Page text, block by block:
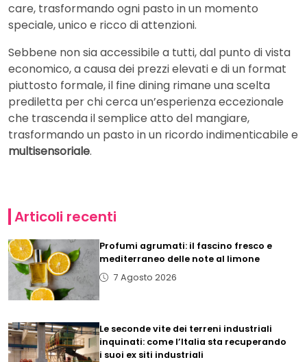
care, trasformando ogni pasto in un momento
speciale, unico e ricco di attenzioni.
Sebbene non sia accessibile a tutti, dal punto di vista
economico, a causa dei prezzi elevati e di un format
piuttosto formale, il fine dining rimane una scelta
prediletta per chi cerca un’esperienza eccezionale
che trascenda il semplice atto del mangiare,
trasformando un pasto in un ricordo indimenticabile e
multisensoriale.
Articoli recenti
Profumi agrumati: il fascino fresco e
mediterraneo delle note al limone
7 Agosto 2026
Le seconde vite dei terreni industriali
inquinati: come l’Italia sta recuperando
i suoi ex siti industriali